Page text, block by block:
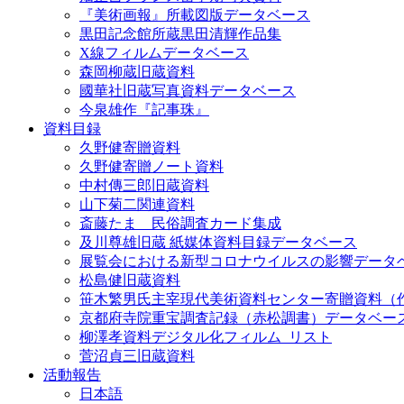
『美術画報』所載図版データベース
黒田記念館所蔵黒田清輝作品集
X線フィルムデータベース
森岡柳蔵旧蔵資料
國華社旧蔵写真資料データベース
今泉雄作『記事珠』
資料目録
久野健寄贈資料
久野健寄贈ノート資料
中村傳三郎旧蔵資料
山下菊二関連資料
斎藤たま 民俗調査カード集成
及川尊雄旧蔵 紙媒体資料目録データベース
展覧会における新型コロナウイルスの影響データ
松島健旧蔵資料
笹木繁男氏主宰現代美術資料センター寄贈資料（
京都府寺院重宝調査記録（赤松調書）データベー
柳澤孝資料デジタル化フィルム_リスト
菅沼貞三旧蔵資料
活動報告
日本語